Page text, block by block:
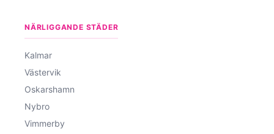
NÄRLIGGANDE STÄDER
Kalmar
Västervik
Oskarshamn
Nybro
Vimmerby